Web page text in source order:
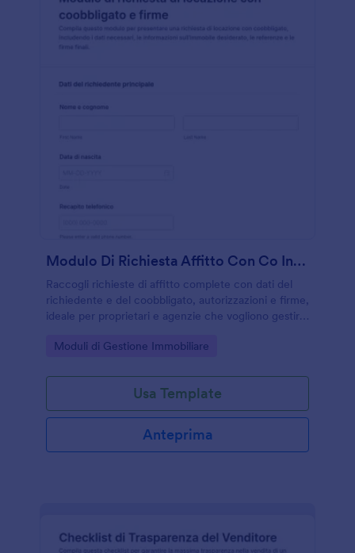
Modulo Di Richiesta Affitto Con Co Interessato E Firme
Raccogli richieste di affitto complete con dati del
richiedente e del coobbligato, autorizzazioni e firme,
ideale per proprietari e agenzie che vogliono gestire
Go to Category:
Moduli di Gestione Immobiliare
Usa Template
Anteprima